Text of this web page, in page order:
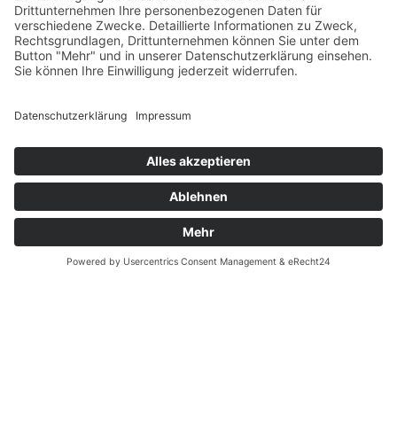
Größenrechner (Umlaufmaß)
Datenschutz
Fernabsatz
Widerrufsrecht
Widerrufsrecht bei Reparaturen
Kontakt
Ergänzende Allgemeine Geschäftsbedingungen zum
easyCredit-Ratenkauf
Garantiefall